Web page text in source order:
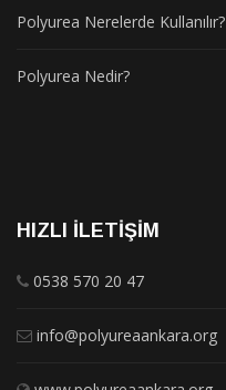
Polyurea Nerelerde Kullanılır?
Polyurea Nedir?
HIZLI İLETIŞIM
0538 570 20 47
info@polyureaankara.org